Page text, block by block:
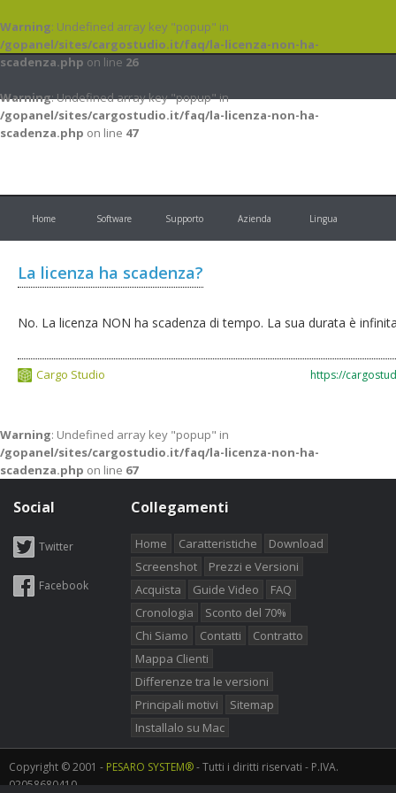
Warning: Undefined array key "popup" in
/gopanel/sites/cargostudio.it/faq/la-licenza-non-ha-
scadenza.php on line 26
Warning: Undefined array key "popup" in
/gopanel/sites/cargostudio.it/faq/la-licenza-non-ha-
scadenza.php on line 47
Home Software Supporto Azienda Lingua
La licenza ha scadenza?
No. La licenza NON ha scadenza di tempo. La sua durata è
Cargo Studio https://
Warning: Undefined array key "popup" in
/gopanel/sites/cargostudio.it/faq/la-licenza-non-ha-
scadenza.php on line 67
Social
Twitter
Facebook
Collegamenti
Home Caratteristiche
Download
Screenshot
Prezzi e Versioni
Acquista
Guide Video
FAQ
Cronologia
Sconto del 70%
Chi Siamo
Contatti
Contratto
Mappa Clienti
Differenze tra le versioni
Principali motivi
Sitemap
Installalo su Mac
Copyright © 2001 - PESARO SYSTEM®- Tutti i diritti riservati - P.IVA.
02058680410